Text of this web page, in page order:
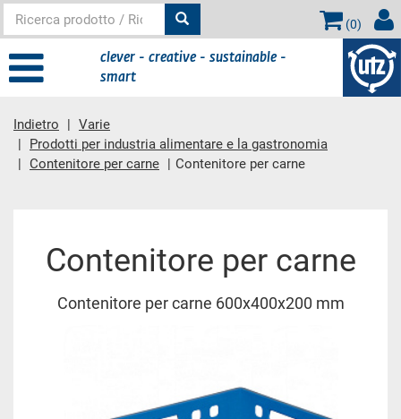
(0)
clever - creative - sustainable -
smart
Indietro
Varie
Prodotti per industria alimentare e la gastronomia
Contenitore per carne
Contenitore per carne
Contenitore per carne
Contenitore per carne 600x400x200 mm